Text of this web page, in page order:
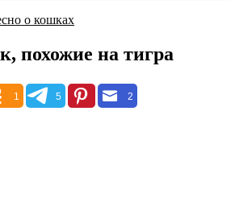
о кошках
похожие на тигра
1 5 2